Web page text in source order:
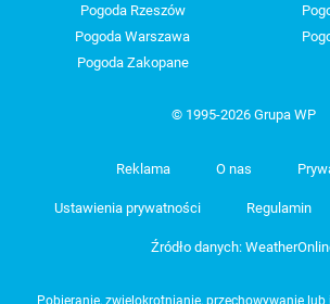
Pogoda Rzeszów
Pogoda Warszawa
Pogoda Zakopane
© 1995-2026 Grupa WP
Reklama O nas
Ustawienia prywatności Regulamin
Źródło danych:
Pobieranie, zwielokrotnianie, przechowywanie